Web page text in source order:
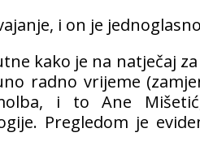
i on je
kako je na natječaj
radno vrijeme
i to Ane
Pregledom je